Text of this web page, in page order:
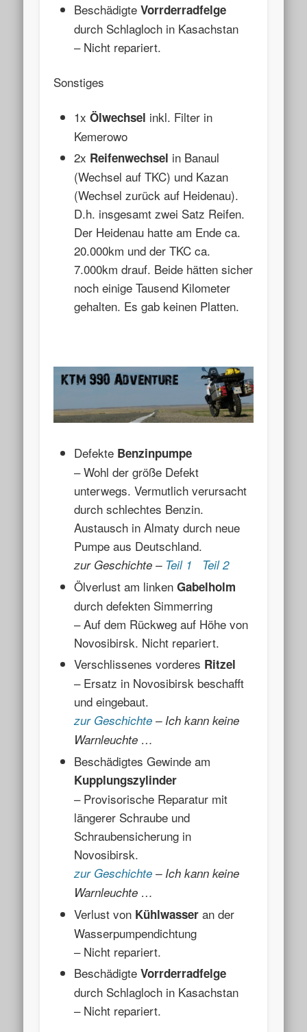
BeschädigteVorrderradfelge
durch Schlagloch in Kasachstan
– Nicht repariert.
Sonstiges
1xÖlwechsel inkl. Filter in
Kemerowo
2x Reifenwechsel in Banaul
(Wechsel auf TKC) und Kazan
(Wechsel zurück auf Heidenau).
D.h. insgesamt zwei Satz Reifen.
Der Heidenau hatte am Ende ca.
20.000km und der TKC ca.
7.000km drauf. Beide hätten sicher
noch einige Tausend Kilometer
gehalten. Es gab keinen Platten.
Defekte Benzinpumpe
– Wohl der größe Defekt
unterwegs. Vermutlich verursacht
durch schlechtes Benzin.
Austausch in Almaty durch neue
Pumpe aus Deutschland.
zur Geschichte – Teil 1 Teil 2
Ölverlust am linkenGabelholm
durch defekten Simmerring
– Auf dem Rückweg auf Höhe von
Novosibirsk. Nicht repariert.
Verschlissenes vorderes Ritzel
– Ersatz in Novosibirsk beschafft
und eingebaut.
zur Geschichte – Ich kann keine
Warnleuchte …
Beschädigtes Gewinde am
Kupplungszylinder
– Provisorische Reparatur mit
längerer Schraube und
Schraubensicherung in
Novosibirsk.
zur Geschichte – Ich kann keine
Warnleuchte …
Verlust von Kühlwasser an der
Wasserpumpendichtung
– Nicht repariert.
BeschädigteVorrderradfelge
durch Schlagloch in Kasachstan
– Nicht repariert.